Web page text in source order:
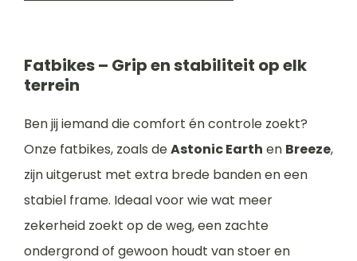
Fatbikes – Grip en stabiliteit op elk
terrein
Ben jij iemand die comfort én controle zoekt?
Onze fatbikes, zoals deAstonic Earth en Breeze,
zijn uitgerust met extra brede banden en een
stabiel frame. Ideaal voor wie wat meer
zekerheid zoekt op de weg, een zachte
ondergrond of gewoon houdt van stoer en